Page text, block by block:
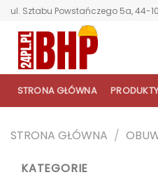
Przewiń
zawartości
ul. Sztabu Powstańczego 5a, 44-
STRONA GŁÓWNA
STRONA GŁÓWNA /
KATEGORIE